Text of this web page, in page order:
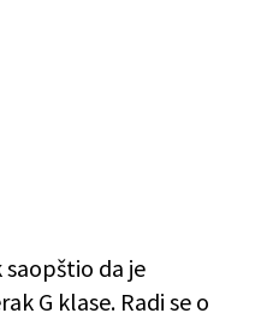
saopštio da je
G klase. Radi se o